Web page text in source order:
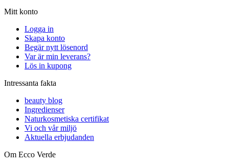
Mitt konto
Logga in
Skapa konto
Begär nytt lösenord
Var är min leverans?
Lös in kupong
Intressanta fakta
beauty blog
Ingredienser
Naturkosmetiska certifikat
Vi och vår miljö
Aktuella erbjudanden
Om Ecco Verde